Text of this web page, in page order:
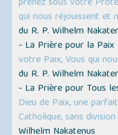
qui nous réjouissent et
du R. P. Wilhelm
- La Prière pour la Paix
votre Paix, Vous qui
du R. P. Wilhelm
- La Prière pour Tous
Dieu de Paix, une
Catholique, sans